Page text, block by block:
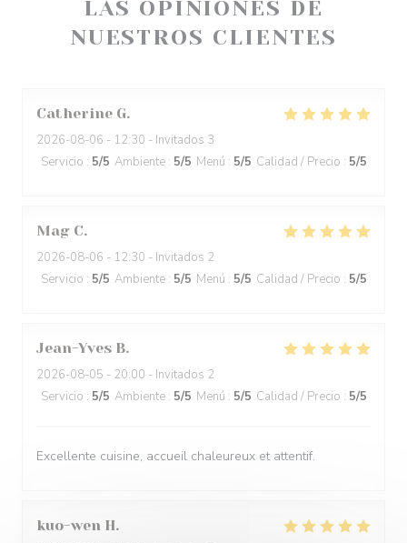
LAS OPINIONES DE
NUESTROS CLIENTES
Catherine G
2026-08-06 - 12:30 - Invitados 3
Servicio : 5/5 Ambiente : 5/5 Menú : 5/5 Calidad / Precio : 5/5
Mag C
2026-08-06 - 12:30 - Invitados 2
Servicio : 5/5 Ambiente : 5/5 Menú : 5/5 Calidad / Precio : 5/5
Jean-Yves B
2026-08-05 - 20:00 - Invitados 2
Servicio : 5/5 Ambiente : 5/5 Menú : 5/5 Calidad / Precio : 5/5
Excellente cuisine, accueil chaleureux et attentif.
kuo-wen H